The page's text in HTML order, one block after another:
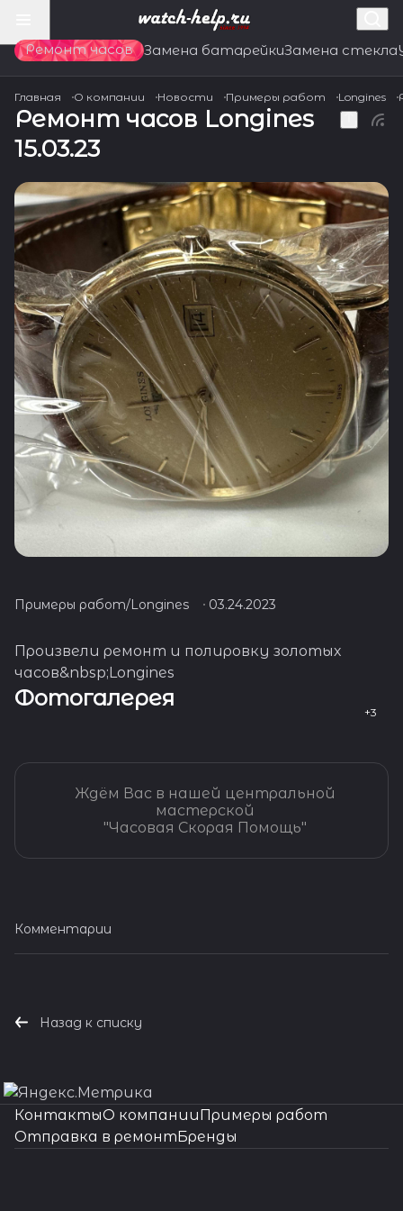
Ремонт часов Замена батарейкиЗамена стекла
Главная О компании Новости Примеры работ Longines
Ремонт часов Longines
15.03.23
Примеры работ/Longines 03.24.2023
Произвели ремонт и полировку золотых
часов&nbsp;Longines
Фотогалерея
Ждём Вас в нашей центральной
мастерской
"Часовая Скорая Помощь"
Комментарии
Назад к списку
КонтактыО компанииПримеры работ
Отправка в ремонтБренды